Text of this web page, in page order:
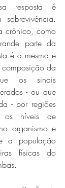
resposta é
crônico, como
parte da
é a mesma e
da
os sinais
- ou que
- por regiões
os níveis de
organismo e
a população
físicas do